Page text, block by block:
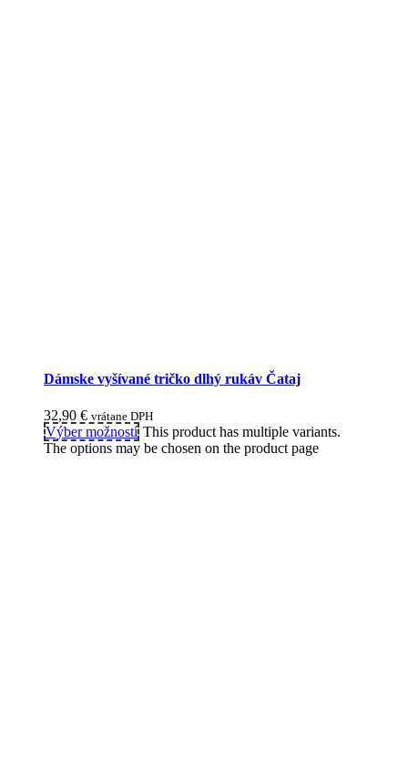
Dámske vyšívané tričko dlhý rukáv Čataj
32,90 € vrátane DPH
Výber možností This product has multiple variants.
The options may be chosen on the product page